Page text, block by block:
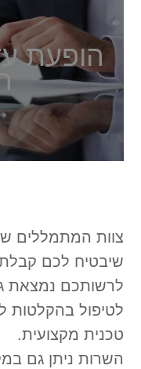
הופעת
צוות המתמללים
שיבטיח לכם קבלת
לרשותכם נמצאת
לטיפול בהקלטות
טכנית מקצועית.
השרות ניתן גם